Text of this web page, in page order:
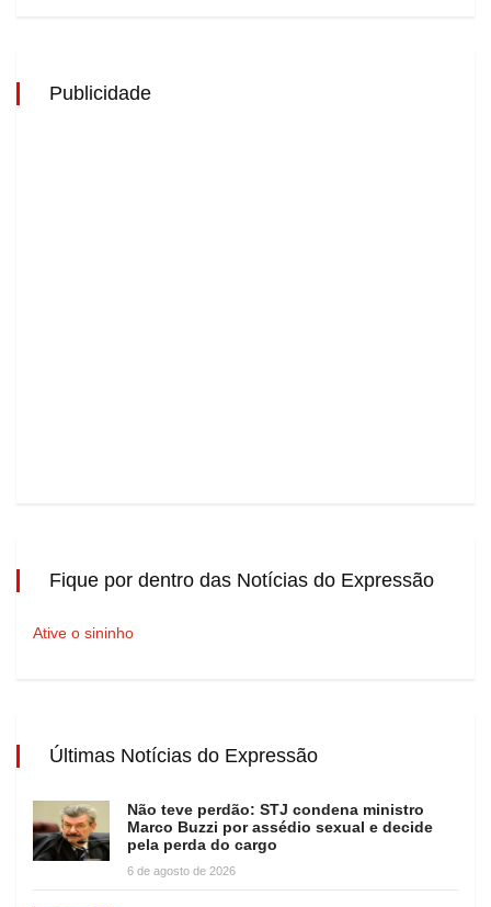
Publicidade
Fique por dentro das Notícias do Expressão
Ative o sininho
Últimas Notícias do Expressão
Não teve perdão: STJ condena ministro
Marco Buzzi por assédio sexual e decide
pela perda do cargo
6 de agosto de 2026